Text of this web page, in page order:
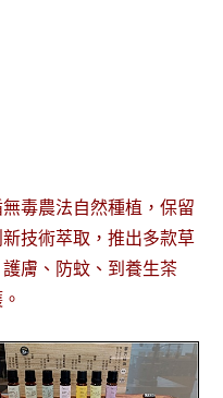
毒農法自然種植，保留
技術萃取，推出多款草
膚、防蚊、到養生茶